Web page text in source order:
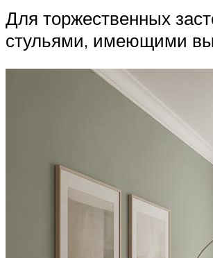
Для торжественных
стульями, имеющими